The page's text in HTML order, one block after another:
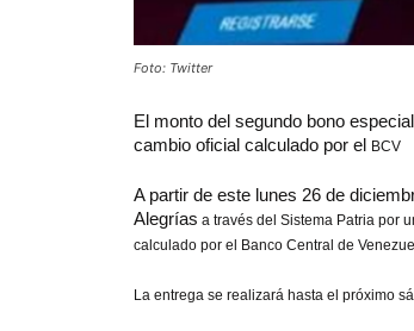
Foto: Twitter
El monto del segundo bono
cambio oficial calculado por el BCV
A partir de este lunes 26 de
Alegrías a través del Sistema Patria por
calculado por el Banco Central de
La entrega se realizará hasta el próximo